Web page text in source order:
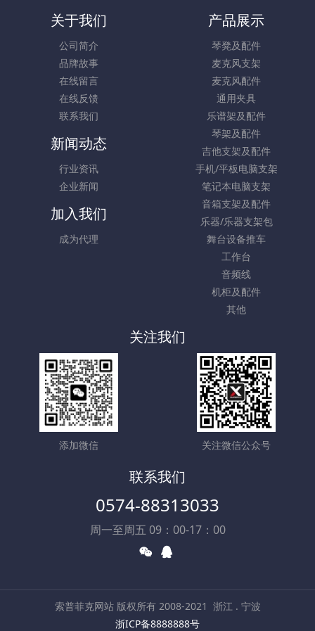
关于我们
公司简介
品牌故事
在线留言
在线反馈
联系我们
产品展示
琴凳及配件
麦克风支架
麦克风配件
通用夹具
乐谱架及配件
琴架及配件
吉他支架及配件
手机/平板电脑支架
笔记本电脑支架
音箱支架及配件
乐器/乐器支架包
舞台设备推车
工作台
音频线
机柜及配件
其他
新闻动态
行业资讯
企业新闻
加入我们
成为代理
关注我们
添加微信 关注微信公众号
联系我们
0574-88313033
周一至周五 09：00-17：00
索普菲克网站 版权所有 2008-2021 浙江 . 宁波
浙ICP备8888888号